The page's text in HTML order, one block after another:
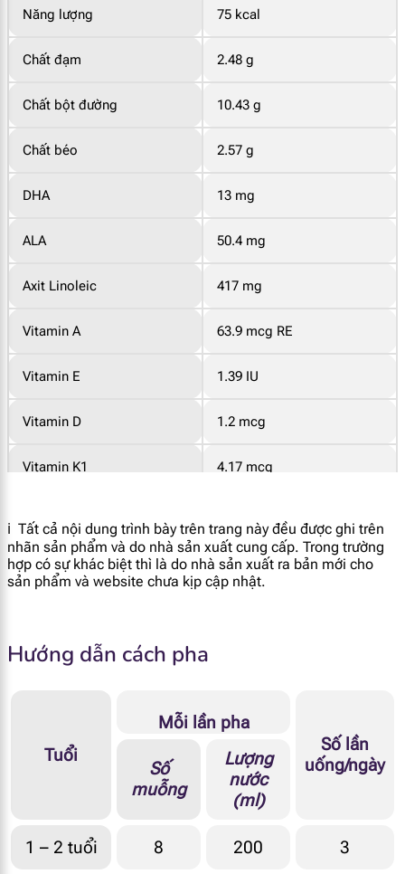
Năng lượng 75 kcal
Chất đạm 2.48 g
Chất bột đường 10.43 g
Chất béo 2.57 g
DHA 13 mg
ALA 50.4 mg
Axit Linoleic 417 mg
Vitamin A 63.9 mcg RE
Vitamin E 1.39 IU
Vitamin D 1.2 mcg
Vitamin K1 4.17 mcg
Vitamin B1 86.3 mcg
Niacin
1.74 mcg
ℹ️ Tất cả nội dung trình bày trên trang này đều được ghi trên
nhãn sản phẩm và do nhà sản xuất cung cấp. Trong trường
hợp có sự khác biệt thì là do nhà sản xuất ra bản mới cho
sản phẩm và website chưa kịp cập nhật.
Hướng dẫn cách pha
Tuổi
Mỗi lần pha
Số lần
uống/ngày
Số
muỗng
Lượng
nước
(ml)
1 – 2 tuổi 8 200 3